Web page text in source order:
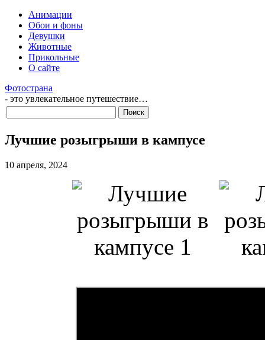
Анимации
Обои и фоны
Девушки
Животные
Прикольные
О сайте
Фотострана
- это увлекательное путешествие…
Лучшие розыгрыши в кампусе
10 апреля, 2024